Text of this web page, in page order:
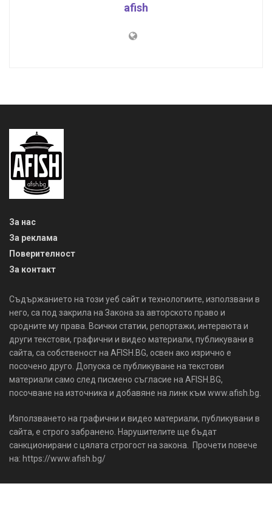
afish
За нас
За реклама
Поверителност
За контакт
Съдържанието на този уеб сайт и технологиите, използвани в
него, са под закрила на Закона за авторското право и
сродните му права. Всички статии, репортажи, интервюта и
други текстови, графични и видео материали, публикувани в
сайта, са собственост на AFISH.BG, освен ако изрично е
посочено друго. Допуска се публикуване на текстови
материали само след писмено съгласие на AFISH.BG,
посочване на източника и добавяне на линк към www.afish.bg.
Използването на графични и видео материали, публикувани в
сайта, е строго забранено. Нарушителите ще бъдат
санкционирани с цялата строгост на закона. Прочети повече
на: https://www.afish.bg/